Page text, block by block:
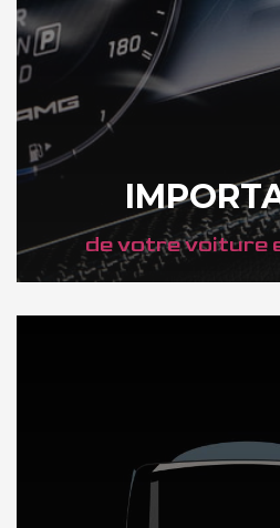
de votre voiture
DÉCOUVREZ NOTRE